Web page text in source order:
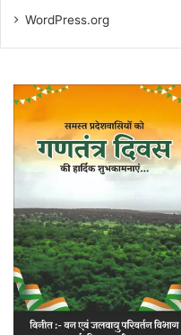
WordPress.org